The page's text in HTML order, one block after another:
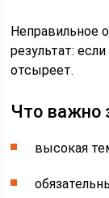
Неправильное
результат:
отсыреет.
Что важно
высокая